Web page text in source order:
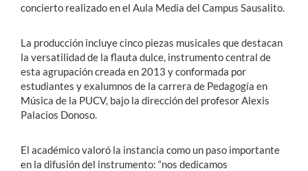
concierto realizado en el Aula Media del Campus Sausalito.
La producción incluye cinco piezas musicales que destacan
la versatilidad de la flauta dulce, instrumento central de
esta agrupación creada en 2013 y conformada por
estudiantes y exalumnos de la carrera de Pedagogía en
Música de la PUCV, bajo la dirección del profesor Alexis
Palacios Donoso.
El académico valoró la instancia como un paso importante
en la difusión del instrumento: “nos dedicamos